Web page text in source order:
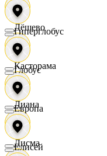
Дёшево
Касторама
Диана
Дисма
Гиперглобус
Глобус
Европа
Елисей